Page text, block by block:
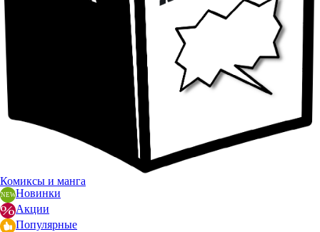
Комиксы и манга
Новинки
Акции
Популярные